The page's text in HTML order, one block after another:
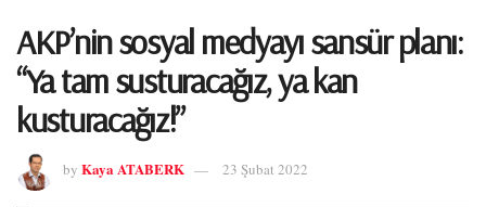
AKP’nin sosyal medyayı sansür planı:
“Ya tam susturacağız, ya kan
kusturacağız!”
by Kaya ATABERK 23 Şubat 2022